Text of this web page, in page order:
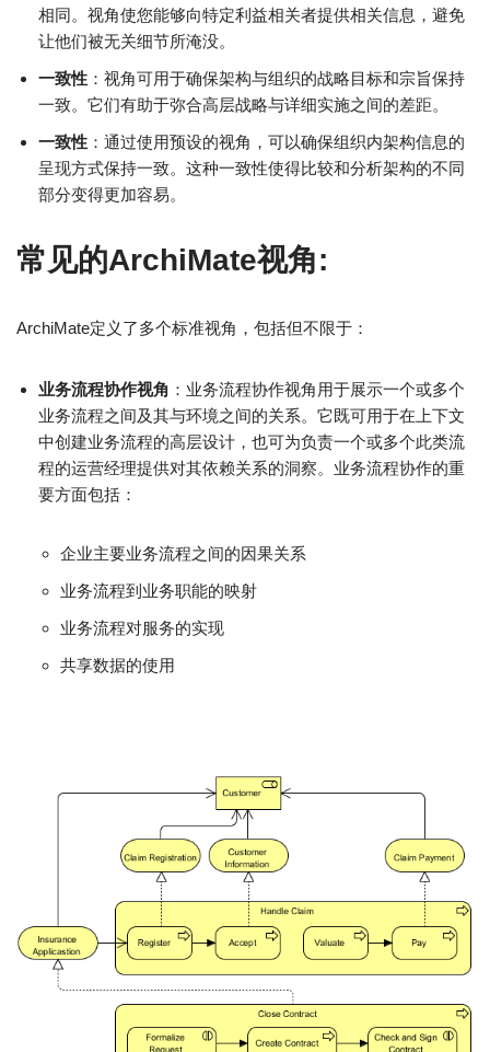
相同。视角使您能够向特定利益相关者提供相关信息，避免
让他们被无关细节所淹没。
一致性 ：视角可用于确保架构与组织的战略目标和宗旨保持
一致。它们有助于弥合高层战略与详细实施之间的差距。
一致性 ：通过使用预设的视角，可以确保组织内架构信息的
呈现方式保持一致。这种一致性使得比较和分析架构的不同
部分变得更加容易。
常见的ArchiMate视角:
ArchiMate定义了多个标准视角，包括但不限于：
业务流程协作视角 ：业务流程协作视角用于展示一个或多个
业务流程之间及其与环境之间的关系。它既可用于在上下文
中创建业务流程的高层设计，也可为负责一个或多个此类流
程的运营经理提供对其依赖关系的洞察。业务流程协作的重
要方面包括：
企业主要业务流程之间的因果关系
业务流程到业务职能的映射
业务流程对服务的实现
共享数据的使用